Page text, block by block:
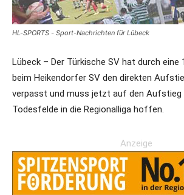
HL-SPORTS - Sport-Nachrichten für Lübeck
Lübeck – Der Türkische SV hat durch eine
beim Heikendorfer SV den direkten
verpasst und muss jetzt auf den Aufstieg
Todesfelde in die Regionalliga hoffen.
Anzeige